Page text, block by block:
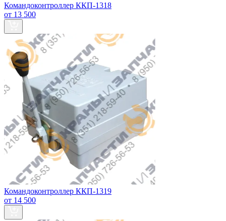
Командоконтроллер ККП-1318
от 13 500
Командоконтроллер ККП-1319
от 14 500